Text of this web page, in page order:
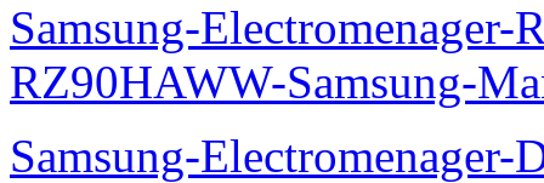
Samsung-Electromenager-
RZ90HAWW-Samsung-
Samsung-